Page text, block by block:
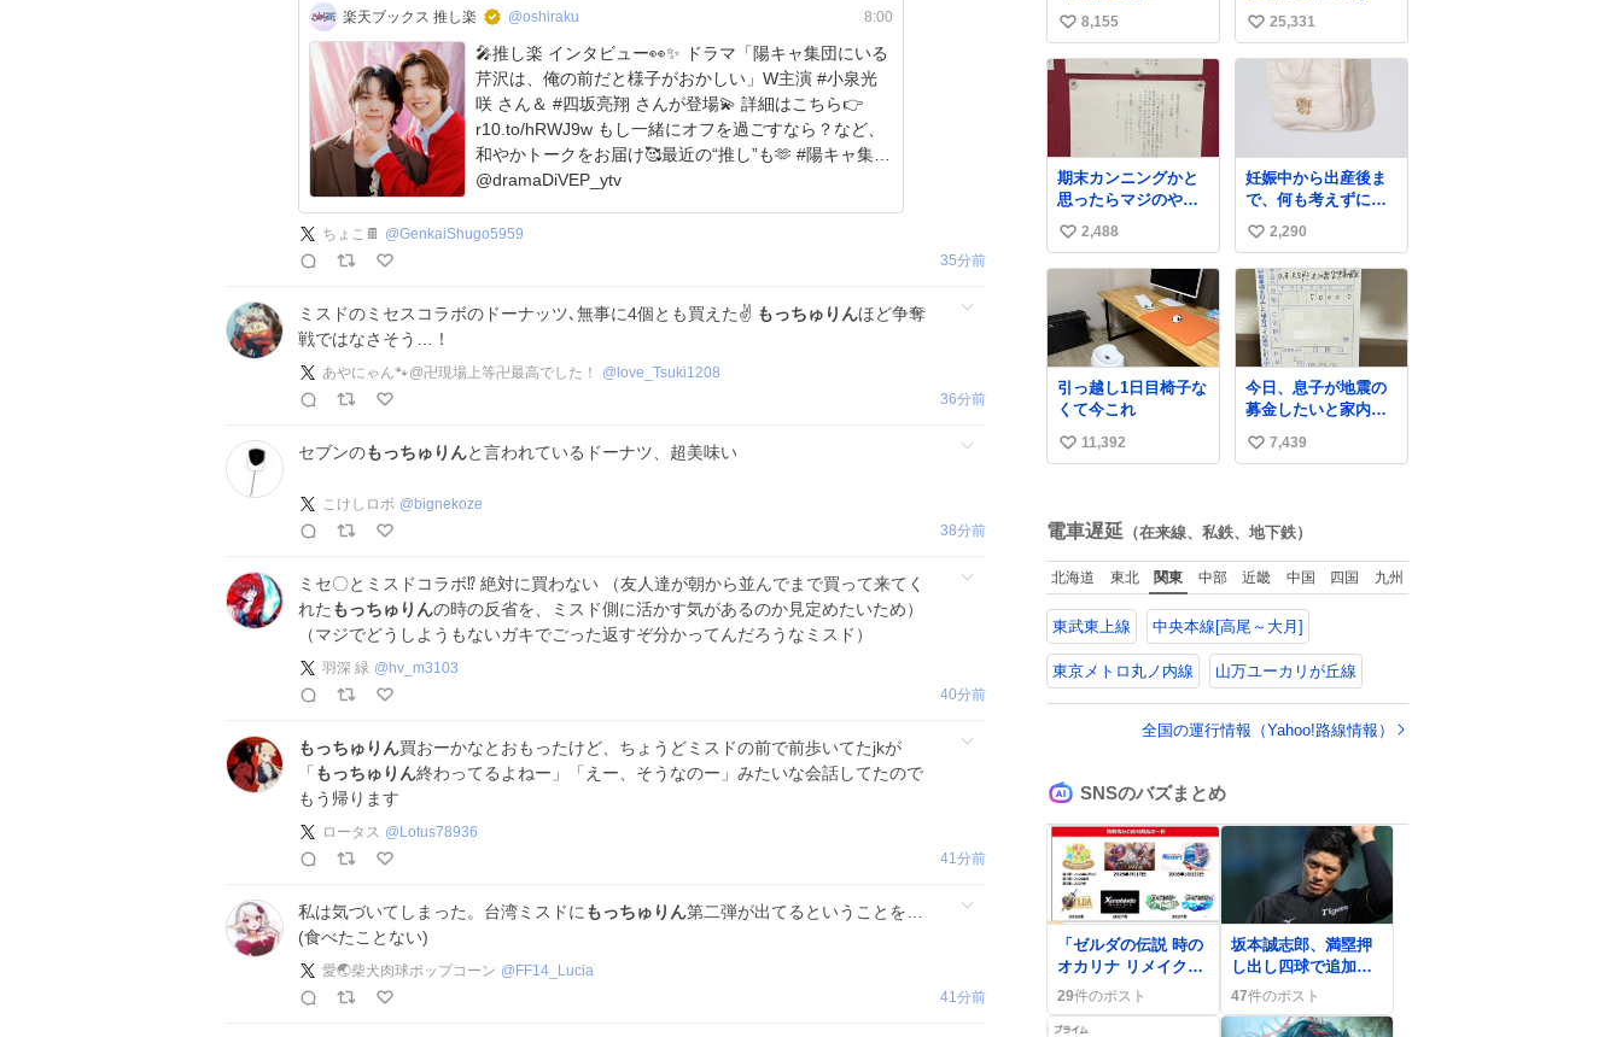
楽天ブックス 推し楽 @oshiraku 8:00
🎤推し楽 インタビュー👀✨ ドラマ「陽キャ集団にいる
芹沢は、俺の前だと様子がおかしい」W主演 #小泉光
咲 さん＆ #四坂亮翔 さんが登場💫 詳細はこちら👉
r10.to/hRWJ9w もし一緒にオフを過ごすなら？など、
和やかトークをお届け🥰最近の“推し”も🫶 #陽キャ集団
@dramaDiVEP_ytv
ちょこ🍫 @GenkaiShugo5959
35分前
ミスドのミセスコラボのドーナッツ､無事に4個とも買えた✌️ もっちゅりんほど争奪
戦ではなさそう…！
あやにゃん🐾@卍現場上等卍最高でした！ @ love_Tsuki1208
36分前
セブンのもっちゅりんと言われているドーナツ、超美味い
こけしロボ @ bignekoze
38分前
ミセ〇とミスドコラボ⁉️ 絶対に買わない （友人達が朝から並んでまで買って来てく
れた もっちゅりんの時の反省を、ミスド側に活かす気があるのか見定めたいため）
（マジでどうしようもないガキでごった返すぞ分かってんだろうなミスド）
羽深 緑 @ hv_m3103
40分前
もっちゅりん買おーかなとおもったけど、ちょうどミスドの前で前歩いてたjkが
「 もっちゅりん終わってるよねー」「えー、そうなのー」みたいな会話してたので
もう帰ります
ロータス @ Lotus78936
41分前
私は気づいてしまった。台湾ミスドに もっちゅりん第二弾が出てるということを…
(食べたことない)
愛🌏柴犬肉球ポップコーン @ FF14_Lucia
41分前
「Switch 2」など無
償修理へ 保証切れで
も対象
news.livedoor.com/
article/detail… 任天
堂が令和8年熊本地震
の被災者支援とし
て、災害救助法適用
地域からの同社製品
の修理について、27
年2月1日まで無償で
対応すると発表し
た。「Switch 2」や
「Switch」「Joy-
Con」などが対象。
い
い
ね
数
8,155
面白い
い
い
25,331
期末カンニングかと
思ったらマジのやつ
で草 B4でIDMってこ
とはおそらく就職だ
し、内定取り消し？
それと夏休み期間の
停学って無意味じゃ
ね？
い
い
数
2,488
妊娠中から出産後ま
で、何も考えずにサ
ッと持って行けるよ
うなショルダーバッ
グが欲しいな〜と思
っていたのだけど
snidelでめちゃくち
ゃピッタリなものを
見つけたので買っ
た！✨ スマホと小物
とペットボトルが入
るの最高すぎる🥹 し
かもスマホ入れ独立
してるしファスナー
い
い
ね
数
2,290
引っ越し1日目椅子な
くて今これ
い
数
11,392
今日、息子が地震の
募金したいと家内と
郵便局に行ったみた
いです。おもちゃと
に立てて欲しい、み
んなも元気になって
欲しいと。家内も一
緒に募金したので、
自分も何かできたら
なぁと思いました。
い
数
7,439
電車遅延 （在来線、私鉄、地下鉄）
北海道 東北 関東 中部 近畿 中国 四国 九州
東武東上線 中央本線[高尾～大月]
東京メトロ丸ノ内線 山万ユーカリが丘線
全国の運行情報（Yahoo!路線情報）
SNSのバズまとめ
「ゼルダの伝説 時の
オカリナ リメイク」
販売ページ公開、フ
ァン歓喜の声続出
29件のポスト
坂本誠志郎、満塁押
し出し四球で追加
点 阪神8-0リードに
歓喜の声
47件のポスト